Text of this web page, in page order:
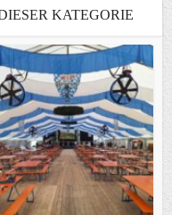
KATEGORIE